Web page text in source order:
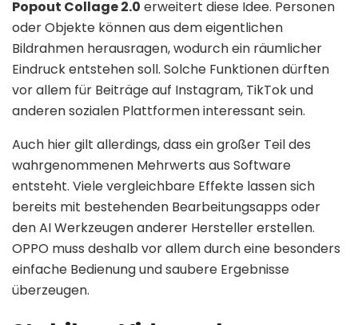
Popout Collage 2.0 erweitert diese Idee. Personen
oder Objekte können aus dem eigentlichen
Bildrahmen herausragen, wodurch ein räumlicher
Eindruck entstehen soll. Solche Funktionen dürften
vor allem für Beiträge auf Instagram, TikTok und
anderen sozialen Plattformen interessant sein.
Auch hier gilt allerdings, dass ein großer Teil des
wahrgenommenen Mehrwerts aus Software
entsteht. Viele vergleichbare Effekte lassen sich
bereits mit bestehenden Bearbeitungsapps oder
den AI Werkzeugen anderer Hersteller erstellen.
OPPO muss deshalb vor allem durch eine besonders
einfache Bedienung und saubere Ergebnisse
überzeugen.